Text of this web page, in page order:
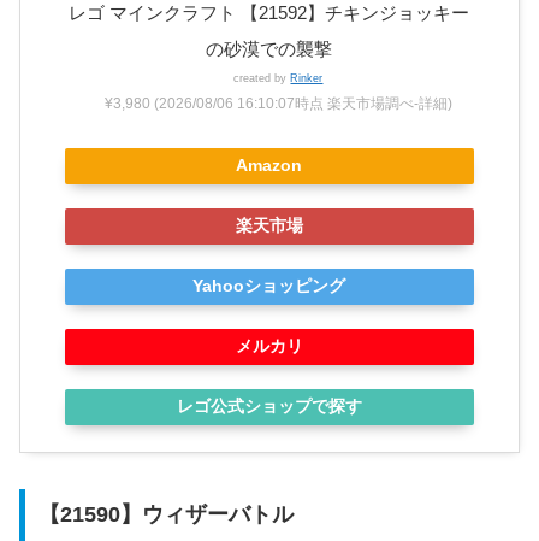
レゴ マインクラフト 【21592】チキンジョッキー
の砂漠での襲撃
created by Rinker
¥3,980 (2026/08/06 16:10:07時点 楽天市場調べ-詳細)
Amazon
楽天市場
Yahooショッピング
メルカリ
レゴ公式ショップで探す
【21590】ウィザーバトル